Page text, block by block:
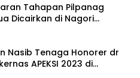
Tahapan Pilpanag
Dicairkan di Nagori
Alasannya…
Nasib Tenaga Honorer dr
APEKSI 2023 di